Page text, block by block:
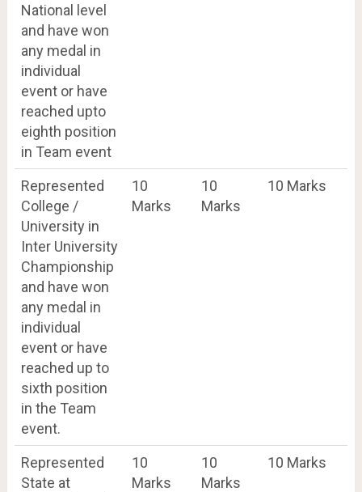
National level
and have won
any medal in
individual
event or have
reached upto
eighth position
in Team event
Represented
College /
University in
Inter University
Championship
and have won
any medal in
individual
event or have
reached up to
sixth position
in the Team
event.
10
Marks
10
Marks
10 Marks
Represented
State at
10
Marks
10
Marks
10 Marks